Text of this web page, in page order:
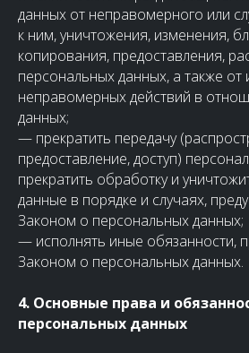
данных от неправомерного или
к ним, уничтожения, изменения,
копирования, предоставления,
персональных данных, а также от
неправомерных действий в
данных;
— прекратить передачу
предоставление, доступ)
прекратить обработку и
данные в порядке и случаях,
Законом о персональных данных;
— исполнять иные обязанности,
Законом о персональных данных.
4. Основные права и
персональных данных